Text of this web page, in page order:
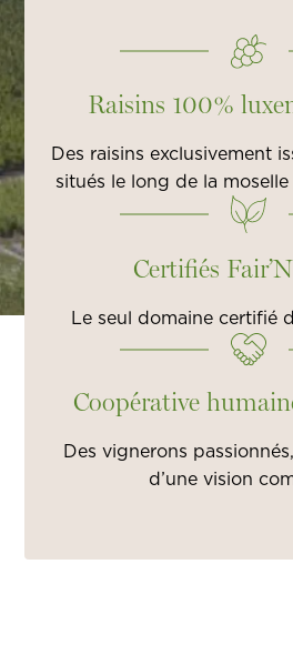
Raisins 100%
Des raisins exclusivement
situés le long de la
Certifiés
Le seul domaine certifié
Coopérative
Des vignerons
d’une vision